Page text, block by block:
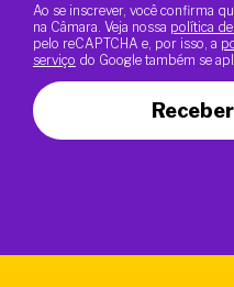
Ao se inscrever, você confirma
na Câmara. Veja nossa política
pelo reCAPTCHA e, por isso, a
serviço do Google também se